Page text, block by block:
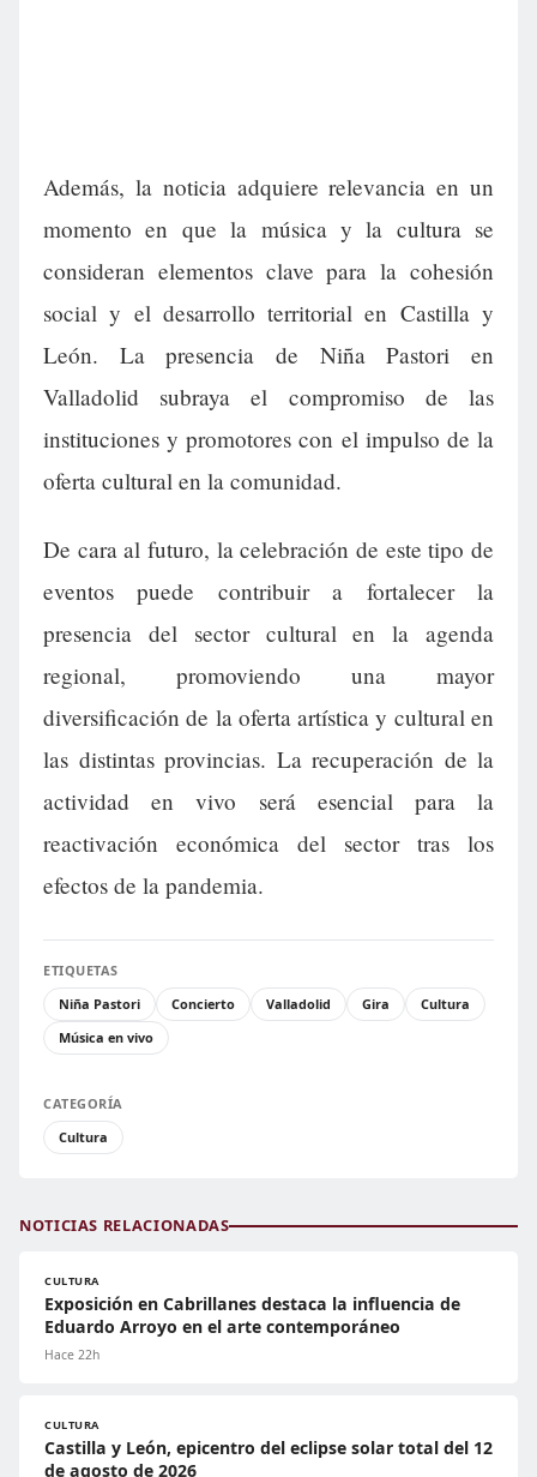
Además, la noticia adquiere relevancia en un
momento en que la música y la cultura se
consideran elementos clave para la cohesión
social y el desarrollo territorial en Castilla y
León. La presencia de Niña Pastori en
Valladolid subraya el compromiso de las
instituciones y promotores con el impulso de la
oferta cultural en la comunidad.
De cara al futuro, la celebración de este tipo de
eventos puede contribuir a fortalecer la
presencia del sector cultural en la agenda
regional, promoviendo una mayor
diversificación de la oferta artística y cultural en
las distintas provincias. La recuperación de la
actividad en vivo será esencial para la
reactivación económica del sector tras los
efectos de la pandemia.
ETIQUETAS
Niña Pastori
Concierto Valladolid Gira
Cultura
Música en vivo
CATEGORÍA
Cultura
NOTICIAS RELACIONADAS
CULTURA
Exposición en Cabrillanes destaca la influencia de
Eduardo Arroyo en el arte contemporáneo
Hace 22h
CULTURA
Castilla y León, epicentro del eclipse solar total del 12
de agosto de 2026